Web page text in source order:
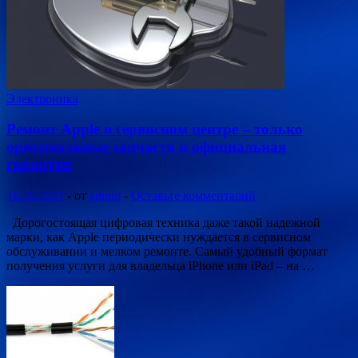
Электроника
Ремонт Apple в сервисном центре – только
оригинальные запчасти и официальная
гарантия
16.10.2021 - от admin - Оставьте комментарий
Дорогостоящая цифровая техника даже такой надежной
марки, как Apple периодически нуждается в сервисном
обслуживании и мелком ремонте. Самый удобный формат
получения услуги для владельца iPhone или iPad – на …